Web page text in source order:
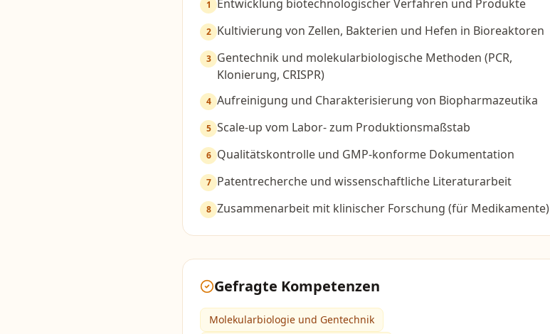
1 Entwicklung biotechnologischer Verfahren und Produkte
2 Kultivierung von Zellen, Bakterien und Hefen in Bioreaktoren
3 Gentechnik und molekularbiologische Methoden (PCR,
Klonierung, CRISPR)
4 Aufreinigung und Charakterisierung von Biopharmazeutika
5 Scale-up vom Labor- zum Produktionsmaßstab
6 Qualitätskontrolle und GMP-konforme Dokumentation
7 Patentrecherche und wissenschaftliche Literaturarbeit
8 Zusammenarbeit mit klinischer Forschung (für Medikamente)
Gefragte Kompetenzen
Molekularbiologie und Gentechnik